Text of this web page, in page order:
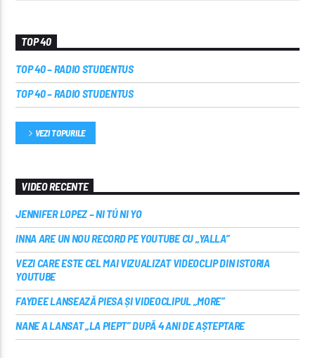
TOP 40
TOP 40 – RADIO STUDENTUS
TOP 40 – RADIO STUDENTUS
VEZI TOPURILE
VIDEO RECENTE
JENNIFER LOPEZ – NI TÚ NI YO
INNA ARE UN NOU RECORD PE YOUTUBE CU „YALLA”
VEZI CARE ESTE CEL MAI VIZUALIZAT VIDEOCLIP DIN ISTORIA
YOUTUBE
FAYDEE LANSEAZĂ PIESA ȘI VIDEOCLIPUL „MORE”
NANE A LANSAT „LA PIEPT” DUPĂ 4 ANI DE AȘTEPTARE